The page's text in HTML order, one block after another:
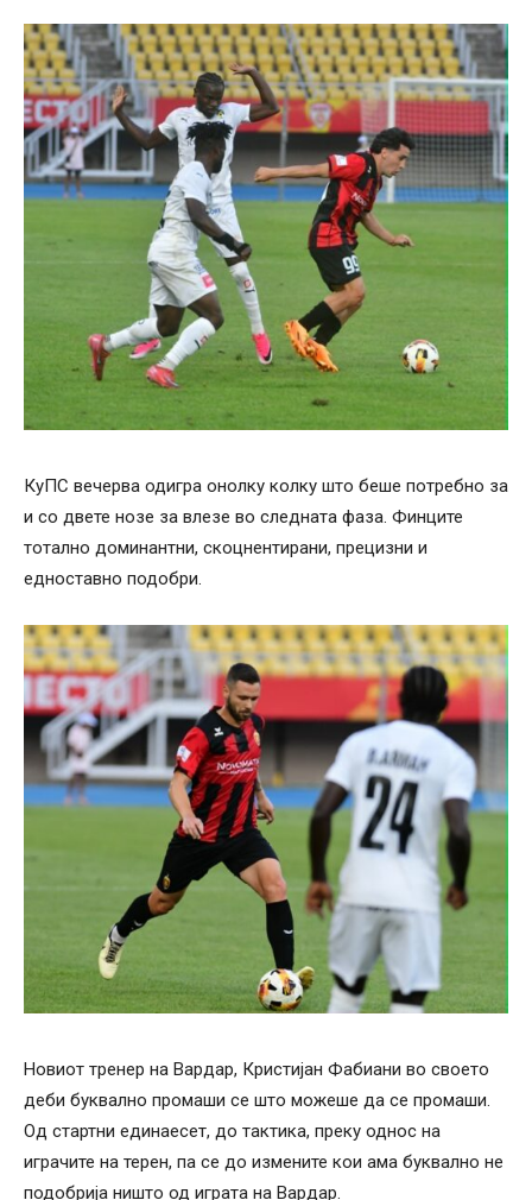
КуПС вечерва одигра онолку колку што беше потребно за
и со двете нозе за влезе во следната фаза. Финците
тотално доминантни, скоцнентирани, прецизни и
едноставно подобри.
Новиот тренер на Вардар, Кристијан Фабиани во своето
деби буквално промаши се што можеше да се промаши.
Од стартни единаесет, до тактика, преку однос на
играчите на терен, па се до измените кои ама буквално не
подобрија ништо од играта на Вардар.